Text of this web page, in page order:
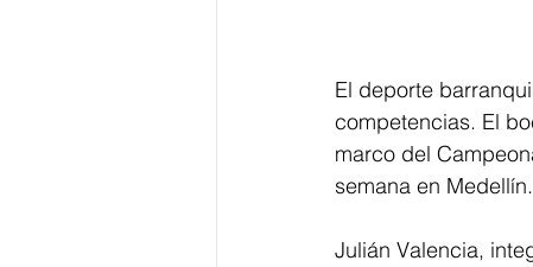
El deporte
competencias. El
marco del
semana en Medellín.
Julián Valencia,